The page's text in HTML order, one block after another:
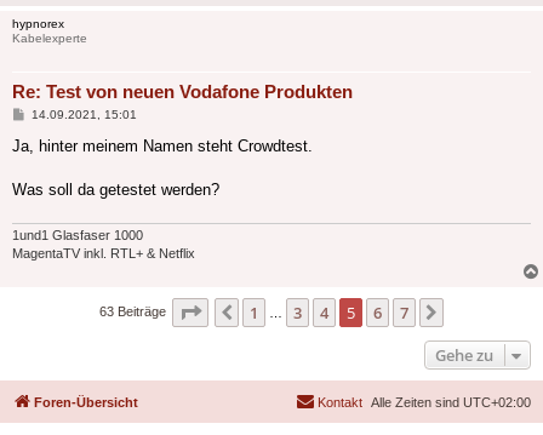
hypnorex
Kabelexperte
Re: Test von neuen Vodafone Produkten
Beitrag
14.09.2021, 15:01
Ja, hinter meinem Namen steht Crowdtest.
Was soll da getestet werden?
1und1 Glasfaser 1000
MagentaTV inkl. RTL+ & Netflix
63 Beiträge Seite von 7
Vorherige
1 3 4 5 6 7
Gehe zu
Foren-Übersicht Alle Zeiten sind UTC+02:00
Kontakt